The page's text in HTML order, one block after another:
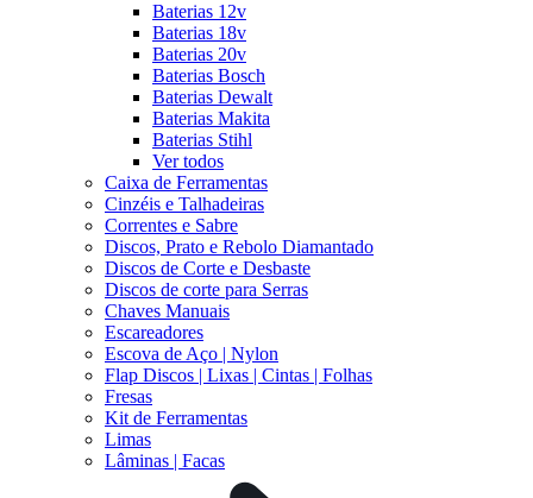
Baterias 12v
Baterias 18v
Baterias 20v
Baterias Bosch
Baterias Dewalt
Baterias Makita
Baterias Stihl
Ver todos
Caixa de Ferramentas
Cinzéis e Talhadeiras
Correntes e Sabre
Discos, Prato e Rebolo Diamantado
Discos de Corte e Desbaste
Discos de corte para Serras
Chaves Manuais
Escareadores
Escova de Aço | Nylon
Flap Discos | Lixas | Cintas | Folhas
Fresas
Kit de Ferramentas
Limas
Lâminas | Facas